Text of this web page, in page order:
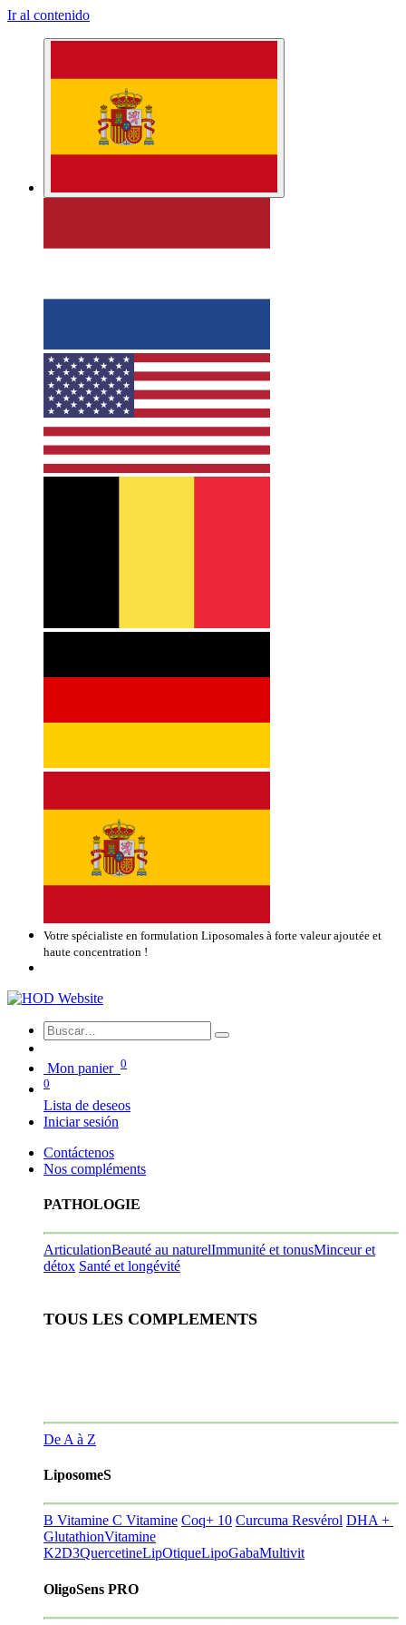
Ir al contenido
Votre spécialiste en formulation Liposomales à forte valeur ajoutée et
haute concentration !
Mon panier 0
0
Lista de deseos
Iniciar sesión
Contáctenos
Nos compléments
PATHOLOGIE
ArticulationBeauté au naturelImmunité et tonusMinceur et
détox Santé et longévité
TOUS LES COMPLEMENTS
De A à Z
LiposomeS
B Vitamine C Vitamine Coq+ 10 Curcuma Resvérol DHA +
GlutathionVitamine
K2D3QuercetineLipOtiqueLipoGabaMultivit
OligoSens PRO